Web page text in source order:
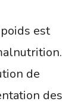
est
de
des